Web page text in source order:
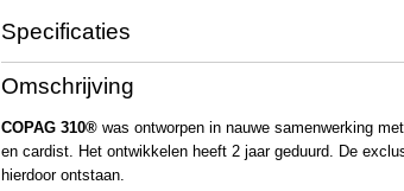
Specificaties
Productcode
Bruto gewicht
Omschrijving
COPAG 310® was ontworpen in nauwe samenwerking
en cardist. Het ontwikkelen heeft 2 jaar geduurd. De
hierdoor ontstaan.